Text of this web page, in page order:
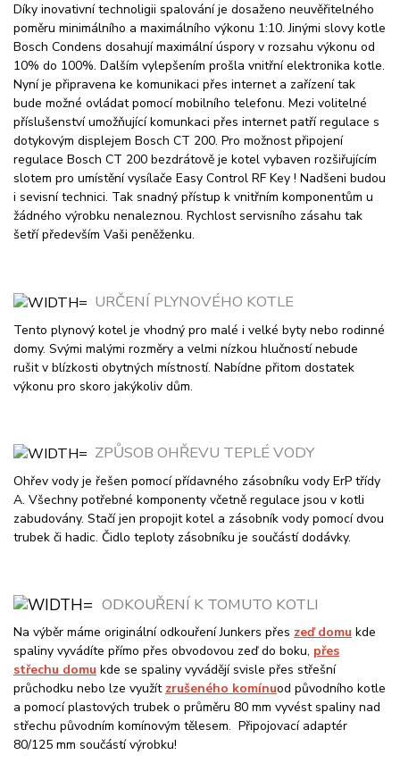
Díky inovativní technoligii spalování je dosaženo neuvěřitelného
poměru minimálního a maximálního výkonu 1:10. Jinými slovy kotle
Bosch Condens dosahují maximální úspory v rozsahu výkonu od
10% do 100%. Dalším vylepšením prošla vnitřní elektronika kotle.
Nyní je připravena ke komunikaci přes internet a zařízení tak
bude možné ovládat pomocí mobilního telefonu. Mezi volitelné
příslušenství umožňující komunkaci přes internet patří regulace s
dotykovým displejem Bosch CT 200. Pro možnost připojení
regulace Bosch CT 200 bezdrátově je kotel vybaven rozšiřujícím
slotem pro umístění vysílače Easy Control RF Key ! Nadšeni budou
i sevisní technici. Tak snadný přístup k vnitřním komponentům u
žádného výrobku nenaleznou. Rychlost servisního zásahu tak
šetří především Vaši peněženku.
URČENÍ PLYNOVÉHO KOTLE
Tento plynový kotel je vhodný pro malé i velké byty nebo rodinné
domy. Svými malými rozměry a velmi nízkou hlučností nebude
rušit v blízkosti obytných místností. Nabídne přitom dostatek
výkonu pro skoro jakýkoliv dům.
ZPŮSOB OHŘEVU TEPLÉ VODY
Ohřev vody je řešen pomocí přídavného zásobníku vody ErP třídy
A. Všechny potřebné komponenty včetně regulace jsou v kotli
zabudovány. Stačí jen propojit kotel a zásobník vody pomocí dvou
trubek či hadic. Čidlo teploty zásobníku je součástí dodávky.
ODKOUŘENÍ K TOMUTO KOTLI
Na výběr máme originální odkouření Junkers přes zeď domu kde
spaliny vyvádíte přímo přes obvodovou zeď do boku, přes
střechu domu kde se spaliny vyvádějí svisle přes střešní
průchodku nebo lze využít zrušeného komínuod původního kotle
a pomocí plastových trubek o průměru 80 mm vyvést spaliny nad
střechu původním komínovým tělesem. Připojovací adaptér
80/125 mm součástí výrobku!